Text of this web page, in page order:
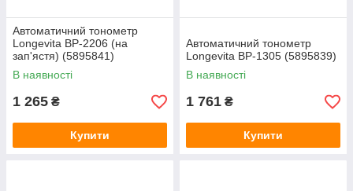
Автоматичний тонометр
Longevita ВР-2206 (на
зап'ястя) (5895841)
В наявності
1 265 ₴
Купити
Автоматичний тонометр
Longevita BP-1305 (5895839)
В наявності
1 761 ₴
Купити